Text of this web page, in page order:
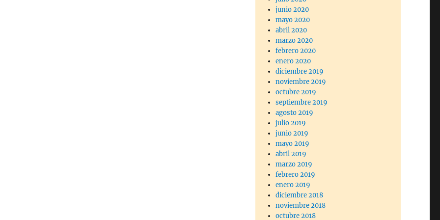
junio 2020
mayo 2020
abril 2020
marzo 2020
febrero 2020
enero 2020
diciembre 2019
noviembre 2019
octubre 2019
septiembre 2019
agosto 2019
julio 2019
junio 2019
mayo 2019
abril 2019
marzo 2019
febrero 2019
enero 2019
diciembre 2018
noviembre 2018
octubre 2018